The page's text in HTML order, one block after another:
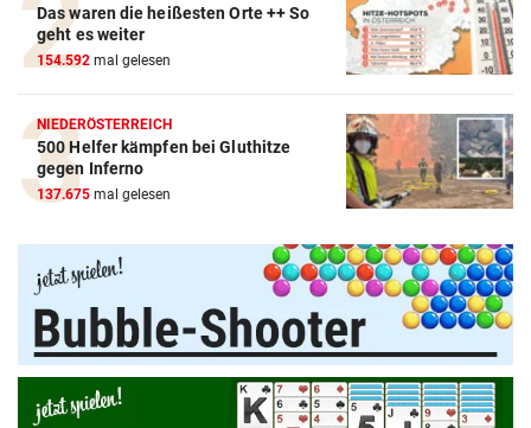
Das waren die heißesten Orte ++ So
geht es weiter
154.592 mal gelesen
NIEDERÖSTERREICH
500 Helfer kämpfen bei Gluthitze
gegen Inferno
137.675 mal gelesen
Amazon-Kindle Vergleich
ZUM VERGLEICH
Apple-iPad Vergleich
ZUM VERGLEICH
Apple-iPhone Vergleich
ZUM VERGLEICH
Apple Macbook Vergleich